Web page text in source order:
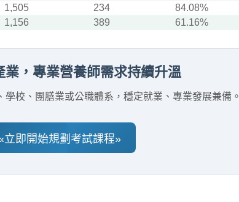
1,505 234 84.08%
1,156 389 61.16%
業，專業營養師需求持續升溫
校、團膳業或公職體系，穩定就業、專業發展兼備。
立即開始規劃考試課程»